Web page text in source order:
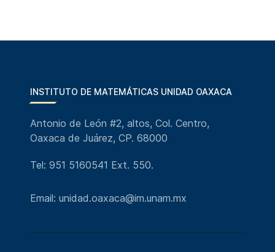
INSTITUTO DE MATEMÁTICAS UNIDAD OAXACA
Antonio de León #2, altos, Col. Centro,
Oaxaca de Juárez, CP. 68000
Tel: 951 5160541 Ext. 550.
Email: unidad.oaxaca@im.unam.mx